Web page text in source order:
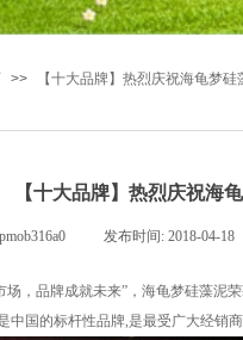
>> 【十大品牌】热烈庆祝海龟梦
【十大品牌】热烈庆祝海
pmob316a0 发布时间: 2018-04-18
场，品牌成就未来”， 海龟梦硅藻泥
中国的标杆性品牌,是最受广大经销